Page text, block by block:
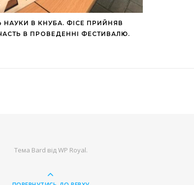
НАУКИ В КНУБА. ФІСЕ ПРИЙНЯВ
В ПРОВЕДЕННІ ФЕСТИВАЛЮ.
Тема Bard відWP Royal.